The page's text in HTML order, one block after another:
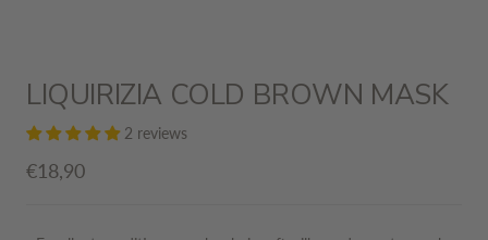
LIQUIRIZIA COLD BROWN MASK
2 reviews
Sale
€18,90